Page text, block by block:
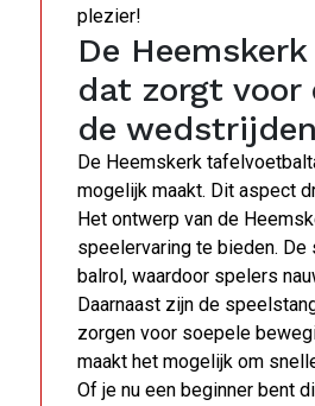
plezier!
De
dat zorgt voor
de
De Heemskerk
mogelijk maakt. Dit aspect
Het ontwerp van de
speelervaring te bieden.
balrol, waardoor spelers
Daarnaast zijn de
zorgen voor soepele
maakt het mogelijk om
Of je nu een beginner bent